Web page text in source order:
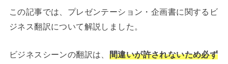
この記事では、プレゼンテーション・企画書に関するビ
ジネス翻訳について解説しました。
ビジネスシーンの翻訳は、 間違いが許されないため必ず